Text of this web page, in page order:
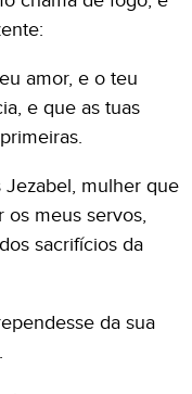
amor, e o teu
e que as tuas
mulher que
os meus servos,
sacrifícios da
da sua